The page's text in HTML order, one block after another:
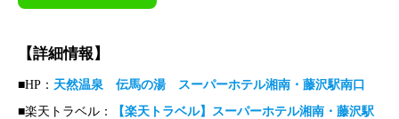
【詳細情報】
■HP： 天然温泉 伝馬の湯 スーパーホテル湘南・藤沢駅南口
■楽天トラベル：
【楽天トラベル】スーパーホテル湘南・藤沢駅